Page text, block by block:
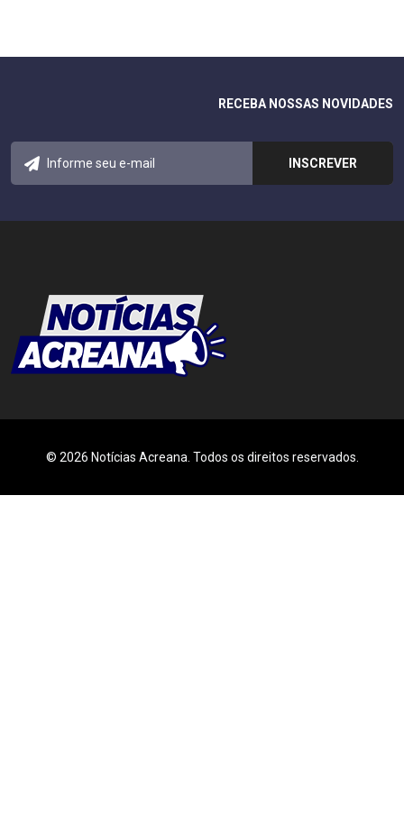
RECEBA NOSSAS NOVIDADES
© 2026 Notícias Acreana. Todos os direitos reservados.